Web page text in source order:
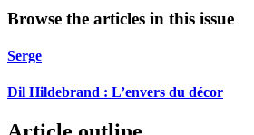
Browse the articles in this issue
Serge
Dil Hildebrand : L’envers du décor